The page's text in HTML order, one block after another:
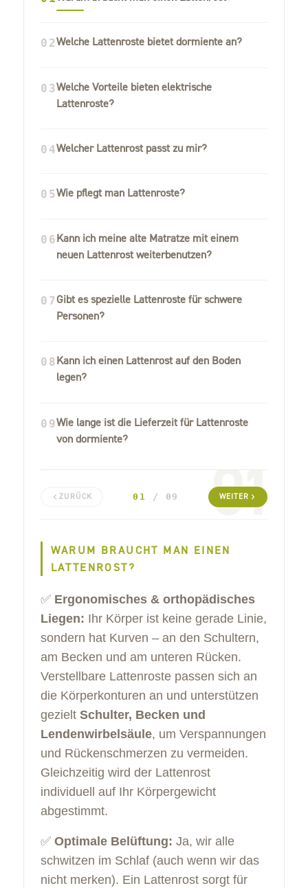
02Welche Lattenroste bietet dormiente an?
03Welche Vorteile bieten elektrische
Lattenroste?
04Welcher Lattenrost passt zu mir?
05Wie pflegt man Lattenroste?
06Kann ich meine alte Matratze mit einem
neuen Lattenrost weiterbenutzen?
07Gibt es spezielle Lattenroste für schwere
Personen?
08Kann ich einen Lattenrost auf den Boden
legen?
09Wie lange ist die Lieferzeit für Lattenroste
von dormiente?
ZURÜCK 01 / 09 WEITER
01
WARUM BRAUCHT MAN EINEN
LATTENROST?
✅ Ergonomisches & orthopädisches
Liegen: Ihr Körper ist keine gerade Linie,
sondern hat Kurven – an den Schultern,
am Becken und am unteren Rücken.
Verstellbare Lattenroste passen sich an
die Körperkonturen an und unterstützen
gezielt Schulter, Becken und
Lendenwirbelsäule, um Verspannungen
und Rückenschmerzen zu vermeiden.
Gleichzeitig wird der Lattenrost
individuell auf Ihr Körpergewicht
abgestimmt.
✅ Optimale Belüftung: Ja, wir alle
schwitzen im Schlaf (auch wenn wir das
nicht merken). Ein Lattenrost sorgt für